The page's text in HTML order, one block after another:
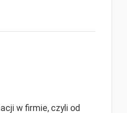
w firmie, czyli od